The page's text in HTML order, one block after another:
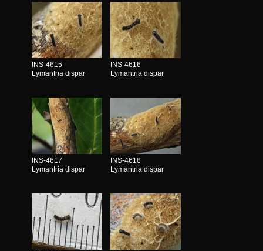
INS-4615
Lymantria dispar
INS-4616
Lymantria dispar
INS-4617
Lymantria dispar
INS-4618
Lymantria dispar